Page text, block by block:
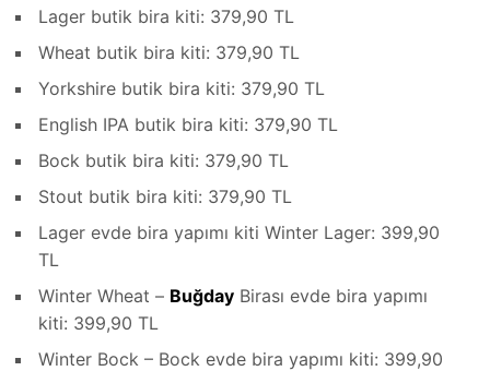
Lager butik bira kiti: 379,90 TL
Wheat butik bira kiti: 379,90 TL
Yorkshire butik bira kiti: 379,90 TL
English IPA butik bira kiti: 379,90 TL
Bock butik bira kiti: 379,90 TL
Stout butik bira kiti: 379,90 TL
Lager evde bira yapımı kiti Winter Lager: 399,90
TL
Winter Wheat – Buğday Birası evde bira yapımı
kiti: 399,90 TL
Winter Bock – Bock evde bira yapımı kiti: 399,90